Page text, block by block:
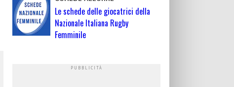
Le schede delle giocatrici della
Nazionale Italiana Rugby
Femminile